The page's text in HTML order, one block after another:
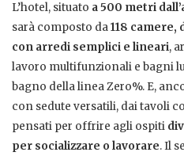
L’hotel, situato a 500 metri
sarà composto da118 camere,
con arredi semplici e lineari,
lavoro multifunzionali e bagni
bagno della linea Zero%. E,
con sedute versatili, dai tavoli
pensati per offrire agli ospiti
per socializzare o lavorare. Il